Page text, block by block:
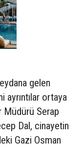
gelen
ayrıntılar ortaya
Müdürü Serap
Dal, cinayetin
Gazi Osman